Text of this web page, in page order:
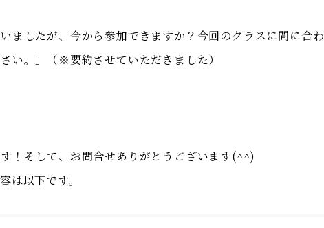
ましたが、今から参加できますか？今回のクラスに間に合わ
い。」（※要約させていただきました）
！そして、お問合せありがとうございます(^^)
は以下です。